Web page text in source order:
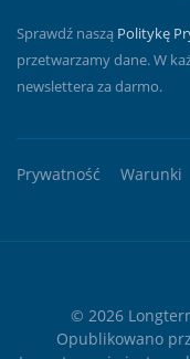
Sprawdź naszą Politykę
przetwarzamy dane. W
newslettera za darmo.
Prywatność Warunki
© 2026
Opublikowano